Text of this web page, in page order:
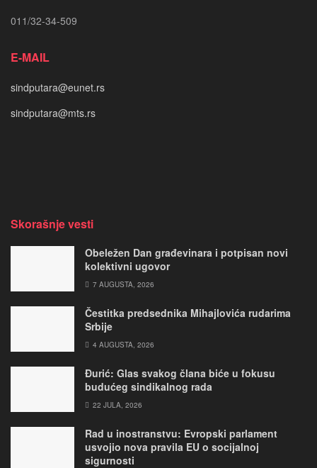
011/32-34-509
E-MAIL
sindputara@eunet.rs
sindputara@mts.rs
Skorašnje vesti
Obeležen Dan građevinara i potpisan novi
kolektivni ugovor
7 AUGUSTA, 2026
Čestitka predsednika Mihajlovića rudarima
Srbije
4 AUGUSTA, 2026
Đurić: Glas svakog člana biće u fokusu
budućeg sindikalnog rada
22 JULA, 2026
Rad u inostranstvu: Evropski parlament
usvojio nova pravila EU o socijalnoj
sigurnosti